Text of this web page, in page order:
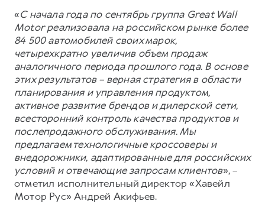
HAVAL Лизинг
АКСЕССУАРЫ HAVAL
Автомобильные аксессуары
Коллекция CITY
Коллекция Базовая
Коллекция Детская
АКСЕССУАРЫ HAVAL
Автомобильные аксессуары
Коллекция CITY
Коллекция Базовая
Коллекция Детская
«С начала года по сентябрь группа Great Wall
Motor реализовала на российском рынке более
84 500 автомобилей своих марок,
четырехкратно увеличив объем продаж
аналогичного периода прошлого года. В основе
этих результатов – верная стратегия в области
планирования и управления продуктом,
активное развитие брендов и дилерской сети,
всесторонний контроль качества продуктов и
послепродажного обслуживания. Мы
предлагаем технологичные кроссоверы и
внедорожники, адаптированные для российских
условий и отвечающие запросам клиентов», –
отметил исполнительный директор «Хавейл
Мотор Рус» Андрей Акифьев.